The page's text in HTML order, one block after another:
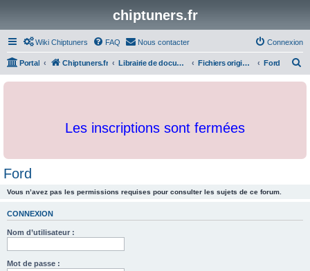
chiptuners.fr
Wiki Chiptuners FAQ Nous contacter Connexion
Portal Chiptuners.fr Librairie de documents et originaux Fichiers originaux Ford
c
Les inscriptions sont fermées
Ford
Vous n’avez pas les permissions requises pour consulter les sujets de ce forum.
CONNEXION
Nom d’utilisateur :
Mot de passe :